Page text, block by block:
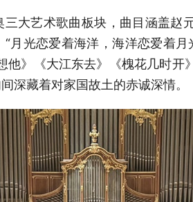
大艺术歌曲板块，曲目涵盖赵
月光恋爱着海洋，海洋恋爱着月
》《大江东去》《槐花几时开
深藏着对家国故土的赤诚深情。